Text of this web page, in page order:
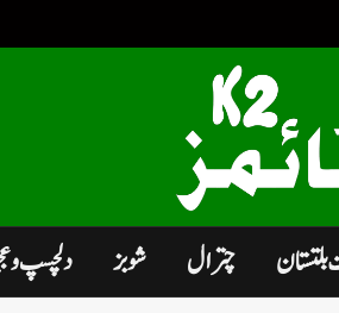
چترال شوبز دلچسپ و